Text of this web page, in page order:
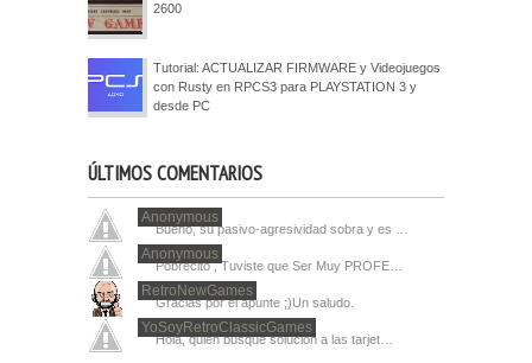
2600
Tutorial: ACTUALIZAR FIRMWARE y Videojuegos
con Rusty en RPCS3 para PLAYSTATION 3 y
desde PC
ÚLTIMOS COMENTARIOS
Anonymous
Bueno, su pasivo-agresividad sobra y es …
Anonymous
Pobrecito , Tuviste que Ser Muy PROFE…
RetroNewGames
Gracias por el apunte ;)Un saludo.
YoSoyRetroClassicGames
Hola, quien busque solucion a las tarjet…